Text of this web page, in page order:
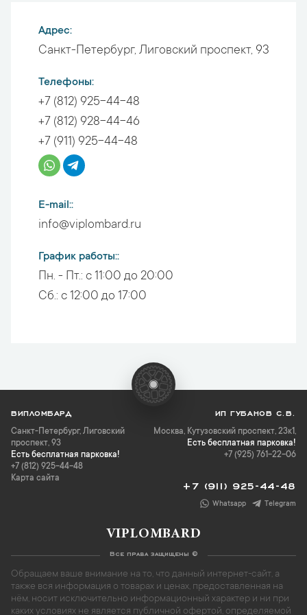
Адрес
Санкт-Петербург, Лиговский проспект, 93
Телефоны
+7 (812) 925-44-48
+7 (812) 928-44-46
+7 (911) 925-44-48
E-mail:
info@viplombard.ru
График работы:
Пн. - Пт.: с 11:00 до 20:00
Сб.: с 12:00 до 17:00
ВИПЛОМБАРД
Санкт-Петербург, Лиговский
проспект, 93
Есть бесплатная парковка!
+7 (812) 925-44-48
Карта сайта
ИП ГУБАНОВ С.В.
Москва, Кутузовский проспект, 23к1,
Есть бесплатная парковка!
+7 (925) 761-22-06
+7 (911) 925-44-48
Whatsapp Telegram
VIPLOMBARD
Все права защищены ©
Обращаем ваше внимание на то, что данный интернет-сайт, а
также вся информация о товарах и ценах, предоставленная на
нём, носит исключительно информационный характер и ни при
каких условиях не является публичной офертой, определяемой